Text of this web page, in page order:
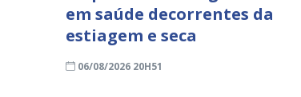
em saúde decorrentes da
estiagem e seca
06/08/2026 20H51